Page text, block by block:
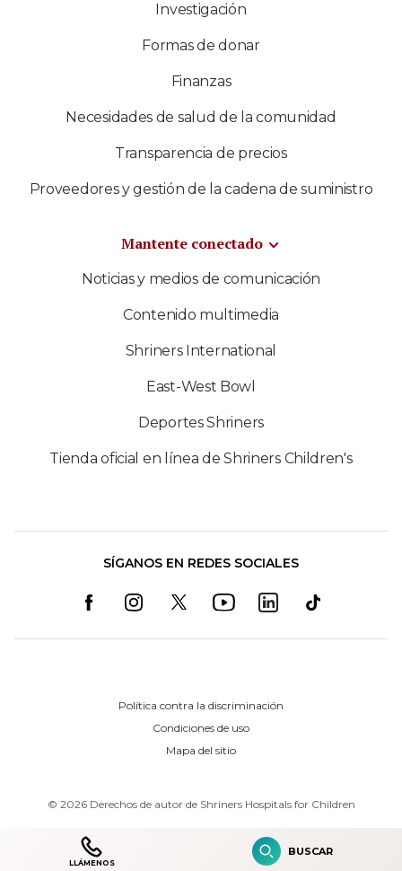
Investigación
Formas de donar
Finanzas
Necesidades de salud de la comunidad
Transparencia de precios
Proveedores y gestión de la cadena de suministro
Mantente conectado
Noticias y medios de comunicación
Contenido multimedia
Shriners International
East-West Bowl
Deportes Shriners
Tienda oficial en línea de Shriners Children's
SÍGANOS EN REDES SOCIALES
Política contra la discriminación
Condiciones de uso
Mapa del sitio
© 2026 Derechos de autor de Shriners Hospitals for Children
LLÁMENOS
BUSCAR